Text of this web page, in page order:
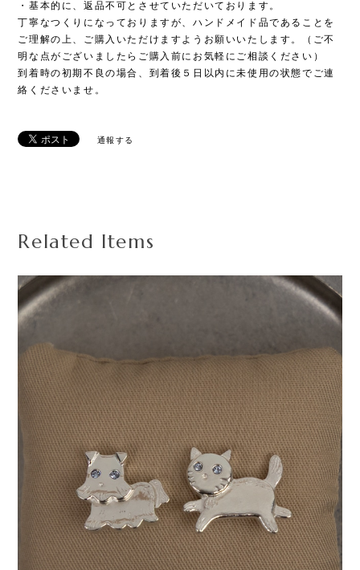
・基本的に、返品不可とさせていただいております。
丁寧なつくりになっておりますが、ハンドメイド品であることを
ご理解の上、ご購入いただけますようお願いいたします。（ご不
明な点がございましたらご購入前にお気軽にご相談ください）
到着時の初期不良の場合、到着後５日以内に未使用の状態でご連
絡くださいませ。
通報する
Related Items